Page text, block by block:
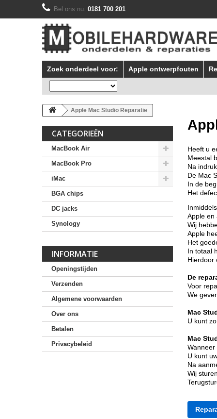
Bel ons nu: 0181 700 201
Zoek onderdeel voor: Apple ontwerpfouten
Apple Mac Studio Reparatie
CATEGORIEËN
MacBook Air
MacBook Pro
iMac
BGA chips
DC jacks
Synology
INFORMATIE
Openingstijden
Verzenden
Algemene voorwaarden
Over ons
Betalen
Privacybeleid
Heeft u
Meestal
Na
De Mac
In de
Het
Apple en
Wij
Apple
Het
In totaal
Hierdoor
De
Voor
We
Mac
U kunt
Mac
U kunt
Na
Wij